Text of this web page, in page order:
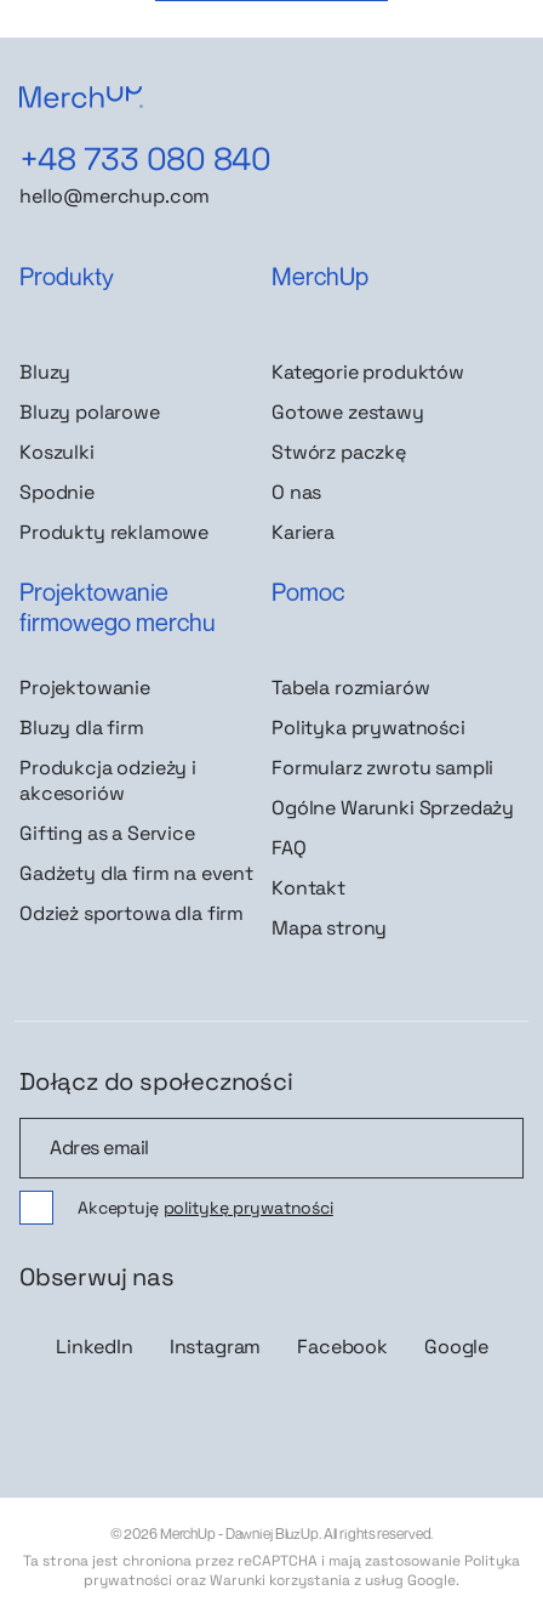
+48 733 080 840
hello@merchup.com
Produkty
Bluzy
Bluzy polarowe
Koszulki
Spodnie
Produkty reklamowe
MerchUp
Kategorie produktów
Gotowe zestawy
Stwórz paczkę
O nas
Kariera
Projektowanie
firmowego merchu
Projektowanie
Bluzy dla firm
Produkcja odzieży i
akcesoriów
Gifting as a Service
Gadżety dla firm na event
Odzież sportowa dla firm
Pomoc
Tabela rozmiarów
Polityka prywatności
Formularz zwrotu sampli
Ogólne Warunki Sprzedaży
FAQ
Kontakt
Mapa strony
Dołącz do społeczności
Akceptuję politykę prywatności
Obserwuj nas
LinkedIn Instagram Facebook Google
© 2026 MerchUp - Dawniej BluzUp. All rights reserved.
Ta strona jest chroniona przez reCAPTCHA i mają zastosowanie Polityka
prywatności orazWarunki korzystania z usług Google.